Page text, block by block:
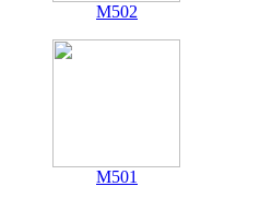
M502
M501